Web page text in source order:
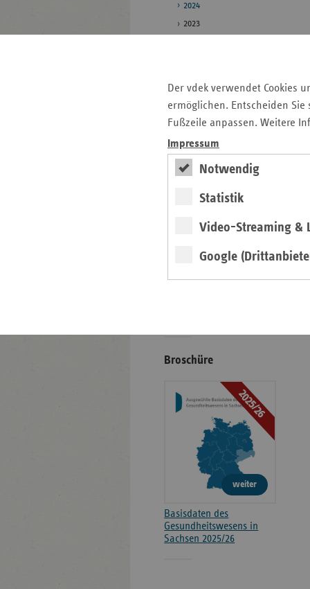
Der vdek verwendet Cookies
ermöglichen. Entscheiden
Fußzeile anpassen. Weitere
Impressum
Notwendig
Statistik
Video-Streaming &
Google
2024
2023
Pressestelle
Daten zum
Gesundheitswesen
Seitenleiste
weiteren
Auf einen Blick
Pressemitteilungen
Broschüre
2025/26
weiter
Basisdaten des
Gesundheitswesens in
Sachsen 2025/26